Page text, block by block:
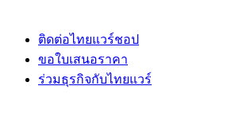
ติดต่อไทยแวร์ชอป
ขอใบเสนอราคา
ร่วมธุรกิจกับไทยแวร์